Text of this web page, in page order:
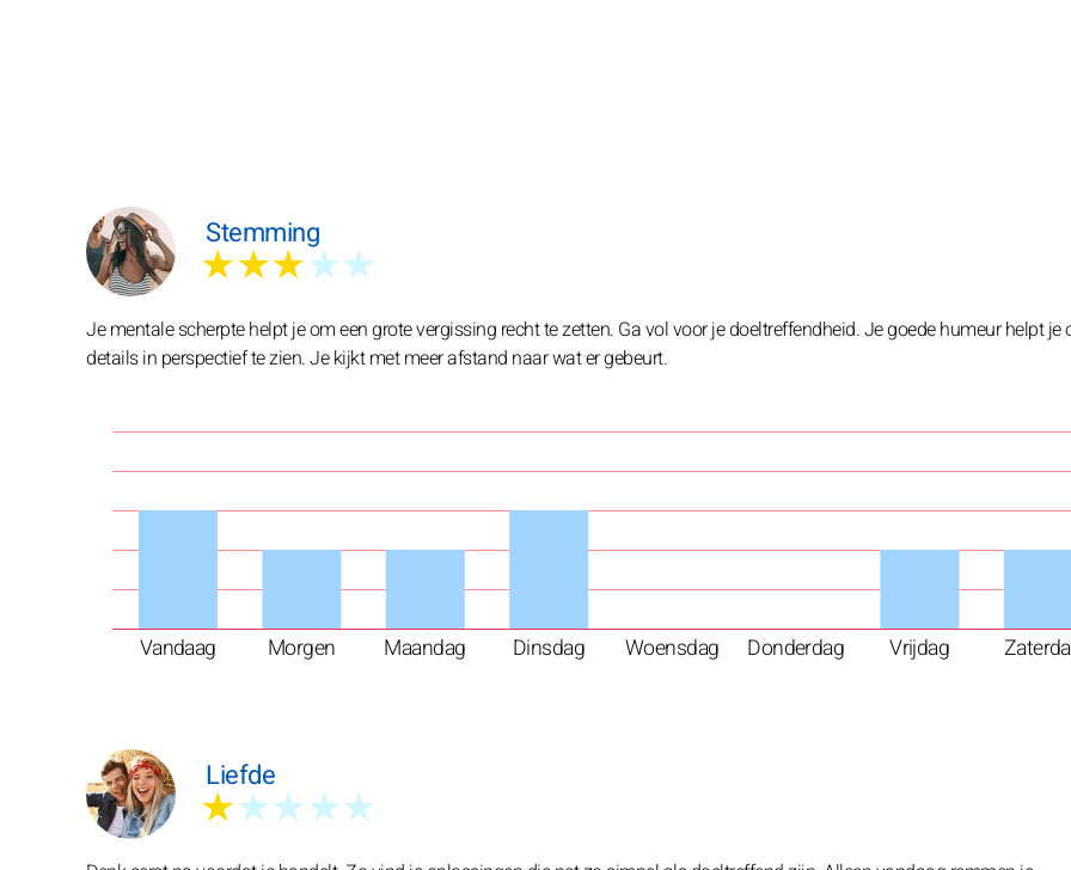
Stemming
★★★★★
Vandaag Morgen Maandag Dinsdag Woensdag Donderdag Vrijdag
Je mentale scherpte helpt je om een grote vergissing recht te zetten. Ga vol voor je doeltreffendheid. Je goede humeur helpt je
details in perspectief te zien. Je kijkt met meer afstand naar wat er gebeurt.
Liefde
★★★★★